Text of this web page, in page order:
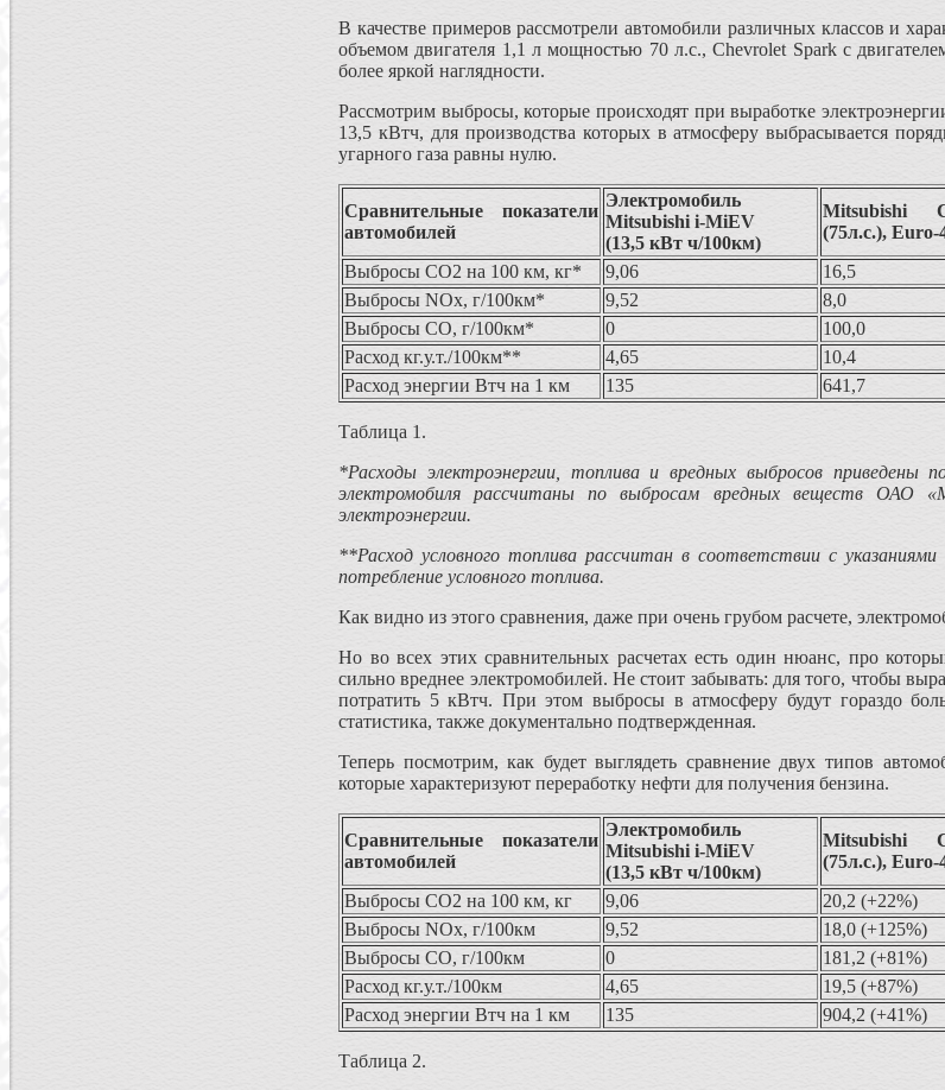
В качестве примеров рассмотрели автомобили различных классов и
объемом двигателя 1,1 л мощностью 70 л.с., Chevrolet Spark с
более яркой наглядности.
Рассмотрим выбросы, которые происходят при выработке
13,5 кВтч, для производства которых в атмосферу выбрасывается
угарного газа равны нулю.
Сравнительные показатели
автомобилей
Электромобиль
Mitsubishi i-MiEV
(13,5 кВт ч/100км)
Mitsubishi
(75л.с.), Euro-
Выбросы СО2 на 100 км, кг*
9,06 16,5
Выбросы NOx, г/100км*
9,52 8,0
Выбросы CO, г/100км*
0 100,0
Расход кг.у.т./100км**
4,65 10,4
Расход энергии Втч на 1 км
135 641,7
Таблица 1.
*Расходы электроэнергии, топлива и вредных выбросов приведены
электромобиля рассчитаны по выбросам вредных веществ ОАО
электроэнергии.
**Расход условного топлива рассчитан в соответствии с
потребление условного топлива.
Как видно из этого сравнения, даже при очень грубом расчете,
Но во всех этих сравнительных расчетах есть один нюанс, про
сильно вреднее электромобилей. Не стоит забывать: для того, чтобы
потратить 5 кВтч. При этом выбросы в атмосферу будут гораздо
статистика, также документально подтвержденная.
Теперь посмотрим, как будет выглядеть сравнение двух типов
которые характеризуют переработку нефти для получения бензина.
Сравнительные показатели
автомобилей
Электромобиль
Mitsubishi i-MiEV
(13,5 кВт ч/100км)
Mitsubishi
(75л.с.), Euro-
Выбросы СО2 на 100 км, кг
9,06 20,2 (+22%)
Выбросы NOx, г/100км
9,52 18,0 (+125%)
Выбросы CO, г/100км
0 181,2 (+81%)
Расход кг.у.т./100км
4,65 19,5 (+87%)
Расход энергии Втч на 1 км
135 904,2 (+41%)
Таблица 2.